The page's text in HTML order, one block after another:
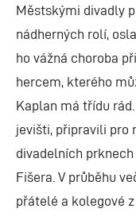
Městskými divadly
nádherných rolí,
ho vážná choroba
hercem, kterého
Kaplan má třídu
jevišti, připravili pro
divadelních
Fišera. V průběhu
přátelé a kolegové